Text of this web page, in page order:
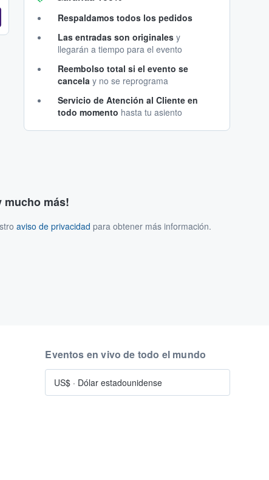
Respaldamos todos los pedidos
Las entradas son originales y
llegarán a tiempo para el evento
Reembolso total si el evento se
cancela y no se reprograma
Servicio de Atención al Cliente en
todo momento hasta tu asiento
mucho más!
aviso de privacidad para obtener más información.
Eventos en vivo de todo el mundo
US$ · Dólar estadounidense